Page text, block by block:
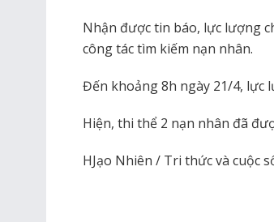
Nhận được tin báo, lực lượng
công tác tìm kiếm nạn nhân.
Đến khoảng 8h ngày 21/4, lực
Hiện, thi thể 2 nạn nhân đã
HJạo Nhiên / Tri thức và cuộc